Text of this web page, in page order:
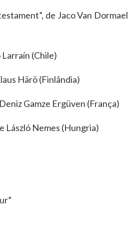
de Jaco Van Dormael
Larraín (Chile)
Härö (Finlândia)
Gamze Ergüven (França)
László Nemes (Hungria)